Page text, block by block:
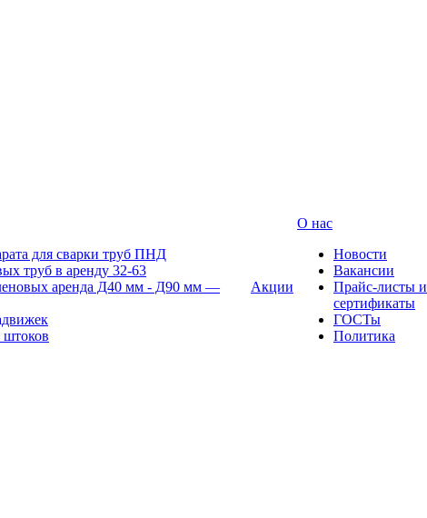
для сварки труб ПНД
труб в аренду 32-63
аренда Д40 мм - Д90 мм —
штоков
Акции
О нас
Новости
Вакансии
Прайс-листы и
сертификаты
ГОСТы
Политика